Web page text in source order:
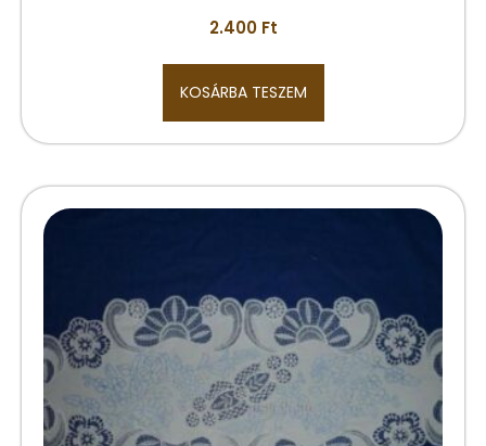
2.400 Ft
KOSÁRBA TESZEM